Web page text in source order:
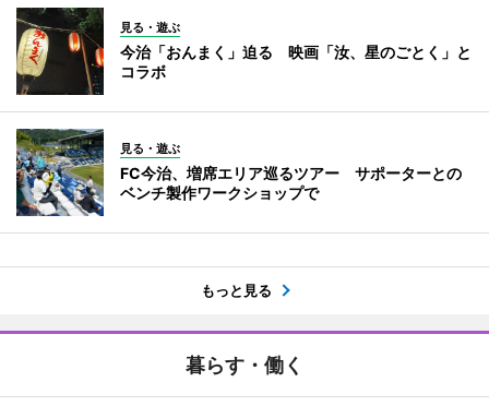
見る・遊ぶ
今治「おんまく」迫る 映画「汝、星のごとく」と
コラボ
見る・遊ぶ
FC今治、増席エリア巡るツアー サポーターとの
ベンチ製作ワークショップで
もっと見る
暮らす・働く